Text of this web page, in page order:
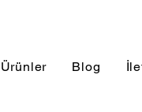
Ürünler Blog